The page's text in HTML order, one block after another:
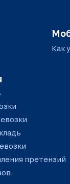
Как
претензий